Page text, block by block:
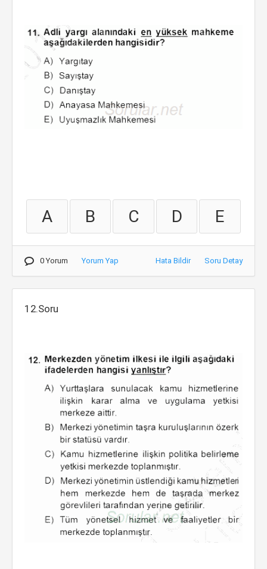
A B C D E
0 Yorum Yorum Yap Hata Bildir Soru Detay
12.Soru